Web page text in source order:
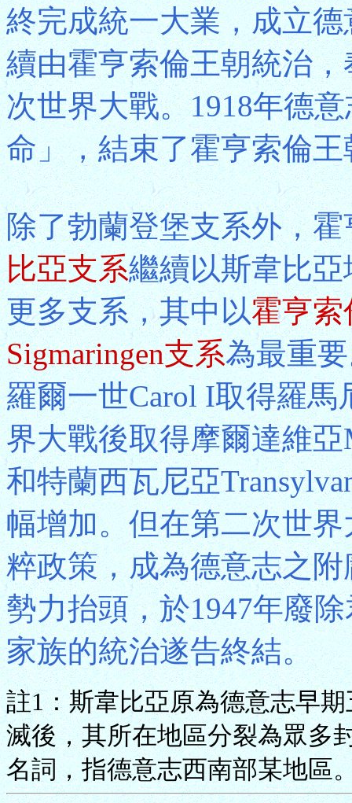
終完成統一大業，成立
續由霍亨索倫王朝統治
次世界大戰。1918年德
命」，結束了霍亨索倫
除了勃蘭登堡支系外，
比亞支系繼續以斯韋比
更多支系，其中以霍亨索
Sigmaringen支系為最重
羅爾一世Carol I取得羅
界大戰後取得摩爾達維
和特蘭西瓦尼亞
幅增加。但在第二次世
粹政策，成為德意志之
勢力抬頭，於1947年廢
家族的統治遂告終結。
註1：斯韋比亞原為德意志早
滅後，其所在地區分裂為眾多
名詞，指德意志西南部某地區